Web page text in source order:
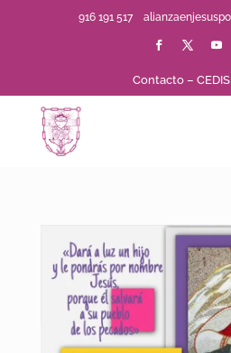
916 191 517
Contacto –CEDIS